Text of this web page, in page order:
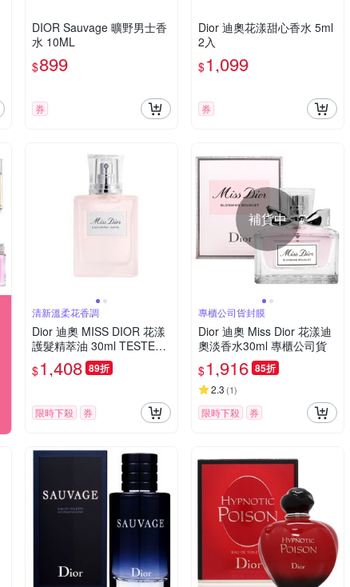
DIOR Sauvage 曠野男士香
水 10ML
$899
券
Dior 迪奧花漾甜心香水 5ml
2入
$1,099
券
清新溫柔花香調
Dior 迪奧 MISS DIOR 花漾
護髮精萃油 30ml TESTER
(環保盒)
$1,408 89折
限時下殺 券
補貨中
專櫃公司貨封膜
Dior 迪奧 Miss Dior 花漾迪
奧淡香水30ml 專櫃公司貨
$1,916 85折
2.3 (1)
限時下殺 券